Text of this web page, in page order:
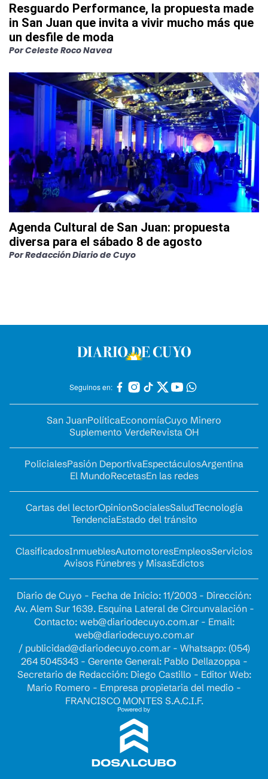
Resguardo Performance, la propuesta made
in San Juan que invita a vivir mucho más que
un desfile de moda
PorCeleste Roco Navea
Agenda Cultural de San Juan: propuesta
diversa para el sábado 8 de agosto
PorRedacción Diario de Cuyo
Seguinos en:
San JuanPolíticaEconomíaCuyo Minero
Suplemento VerdeRevista OH
PolicialesPasión DeportivaEspectáculosArgentina
El MundoRecetasEn las redes
Cartas del lectorOpinionSocialesSaludTecnología
TendenciaEstado del tránsito
ClasificadosInmueblesAutomotoresEmpleosServicios
Avisos Fúnebres y MisasEdictos
Diario de Cuyo - Fecha de Inicio: 11/2003 - Dirección:
Av. Alem Sur 1639. Esquina Lateral de Circunvalación -
Contacto: web@diariodecuyo.com.ar- Email:
web@diariodecuyo.com.ar
/ publicidad@diariodecuyo.com.ar- Whatsapp: (054)
264 5045343 - Gerente General: Pablo Dellazoppa -
Secretario de Redacción: Diego Castillo - Editor Web:
Mario Romero - Empresa propietaria del medio -
FRANCISCO MONTES S.A.C.I.F.